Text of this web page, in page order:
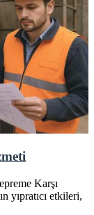
Karşı
yıpratıcı etkileri,